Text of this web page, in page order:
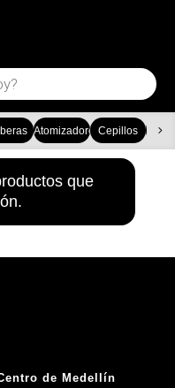
AtomizadoresCepillos
que
de Medellín